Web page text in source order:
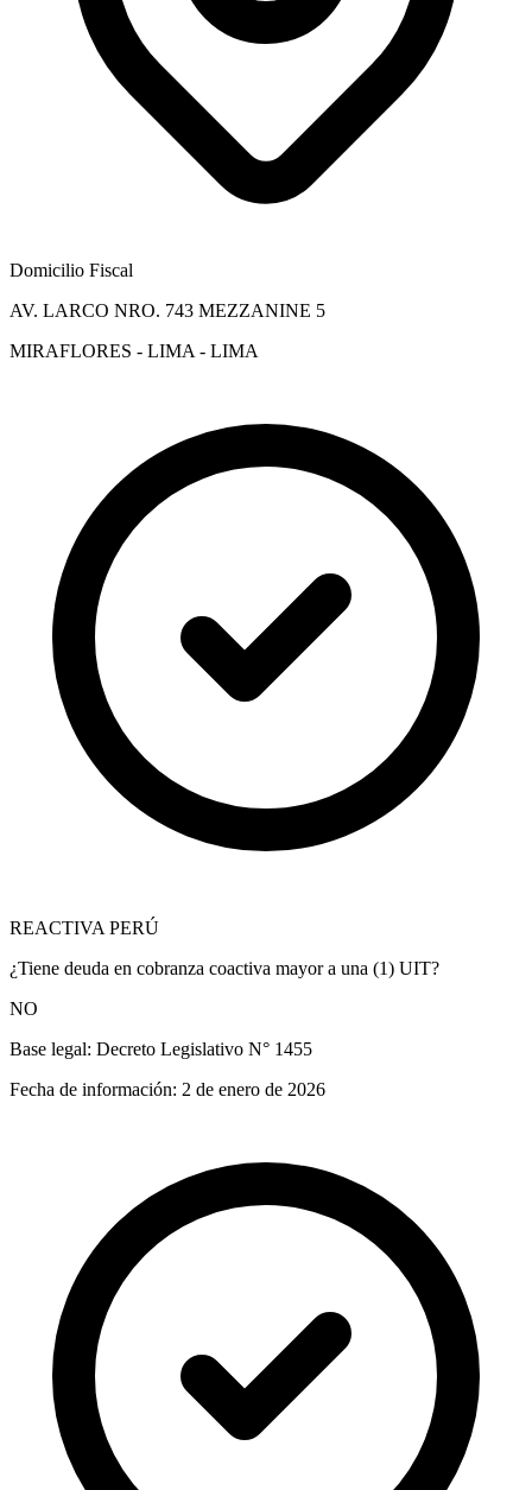
Domicilio Fiscal
AV. LARCO NRO. 743 MEZZANINE 5
MIRAFLORES - LIMA - LIMA
REACTIVA PERÚ
¿Tiene deuda en cobranza coactiva mayor a una (1) UIT?
NO
Base legal: Decreto Legislativo N° 1455
Fecha de información: 2 de enero de 2026